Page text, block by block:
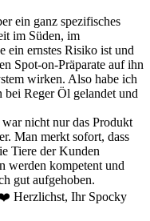
ein ganz spezifisches
im Süden, im
ein ernstes Risiko ist und
Spot-on-Präparate auf ihn
wirken. Also habe ich
Reger Öl gelandet und
nicht nur das Produkt
Man merkt sofort, dass
Tiere der Kunden
werden kompetent und
gut aufgehoben.
Herzlichst, Ihr Spocky